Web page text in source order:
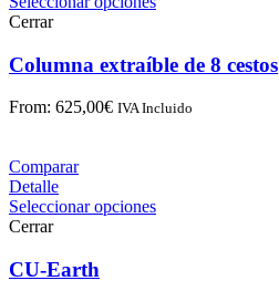
Cerrar
Columna extraíble de 8 cestos
From: 625,00€ IVA Incluido
Comparar
Detalle
Seleccionar opciones
Cerrar
CU-Earth